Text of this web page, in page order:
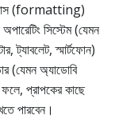
(formatting)
সিস্টেম (যেমন
ট্যাবলেট, স্মার্টফোন)
(যেমন অ্যাডোবি
প্রাপকের কাছে
পারবেন।